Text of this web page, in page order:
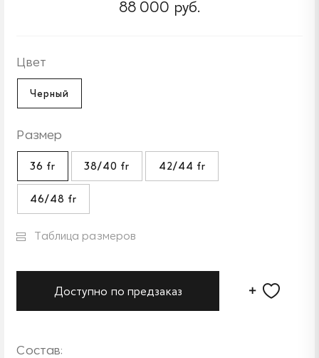
88 000 руб.
Цвет
Черный
Размер
36 fr 38/40 fr 42/44 fr
46/48 fr
Таблица размеров
Доступно по предзаказ
Состав: